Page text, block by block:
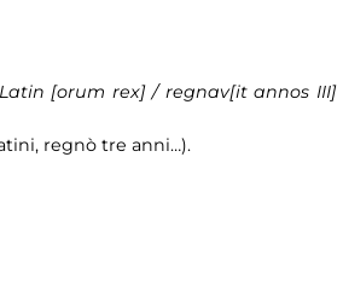
[orum rex] / regnav[it annos III]
regnò tre anni…).